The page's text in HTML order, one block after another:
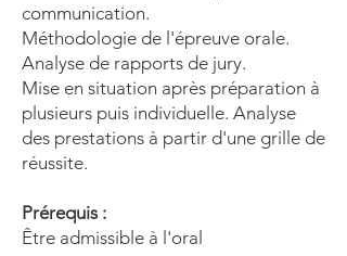
communication.
Méthodologie de l'épreuve orale.
Analyse de rapports de jury.
Mise en situation après préparation à
plusieurs puis individuelle. Analyse
des prestations à partir d'une grille de
réussite.
Prérequis :
Être admissible à l'oral